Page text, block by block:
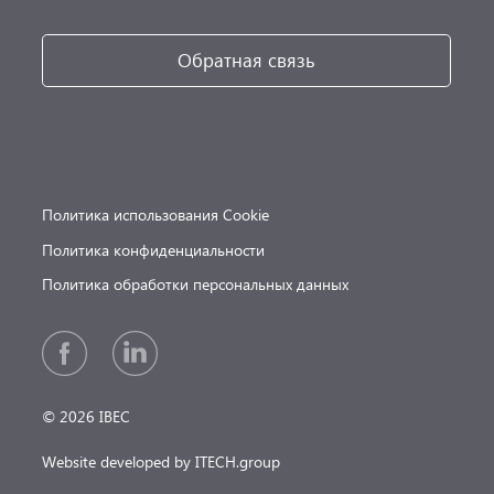
Обратная связь
Политика использования Cookie
Политика конфиденциальности
Политика обработки персональных данных
© 2026 IBEC
Website developed by ITECH.group